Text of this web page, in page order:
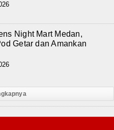
Night Mart Medan,
Getar dan Amankan